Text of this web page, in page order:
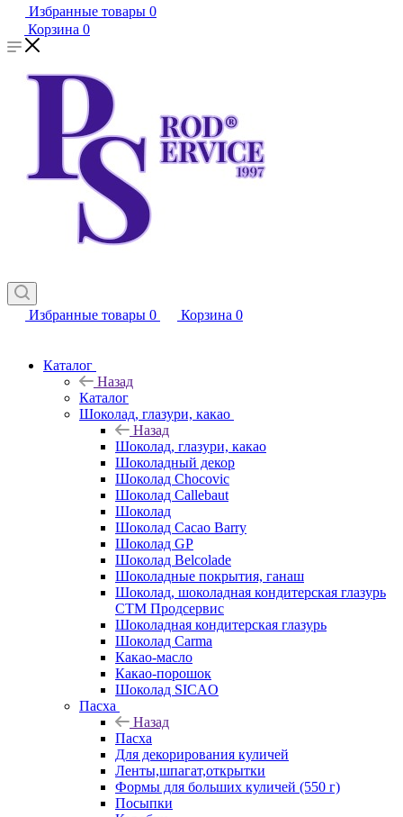
Избранные товары 0
Корзина 0
Избранные товары 0 Корзина 0
Каталог
Назад
Каталог
Шоколад, глазури, какао
Назад
Шоколад, глазури, какао
Шоколадный декор
Шоколад Chocovic
Шоколад Callebaut
Шоколад
Шоколад Cacao Barry
Шоколад GP
Шоколад Belcolade
Шоколадные покрытия, ганаш
Шоколад, шоколадная кондитерская глазурь
СТМ Продсервис
Шоколадная кондитерская глазурь
Шоколад Carma
Какао-масло
Какао-порошок
Шоколад SICAO
Пасха
Назад
Пасха
Для декорирования куличей
Ленты,шпагат,открытки
Формы для больших куличей (550 г)
Посыпки